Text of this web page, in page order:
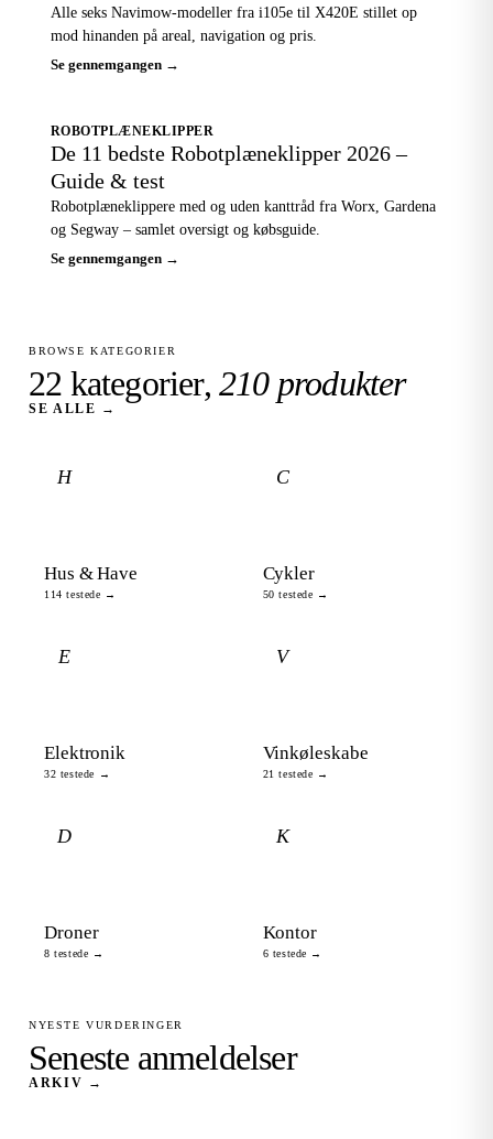
Alle seks Navimow-modeller fra i105e til X420E stillet op
mod hinanden på areal, navigation og pris.
Se gennemgangen →
ROBOTPLÆNEKLIPPER
De 11 bedste Robotplæneklipper 2026 –
Guide & test
Robotplæneklippere med og uden kanttråd fra Worx, Gardena
og Segway – samlet oversigt og købsguide.
Se gennemgangen →
BROWSE KATEGORIER
22 kategorier, 210 produkter
SE ALLE →
H
Hus & Have
114 testede →
C
Cykler
50 testede →
E
Elektronik
32 testede →
V
Vinkøleskabe
21 testede →
D
Droner
8 testede →
K
Kontor
6 testede →
NYESTE VURDERINGER
Seneste anmeldelser
ARKIV →